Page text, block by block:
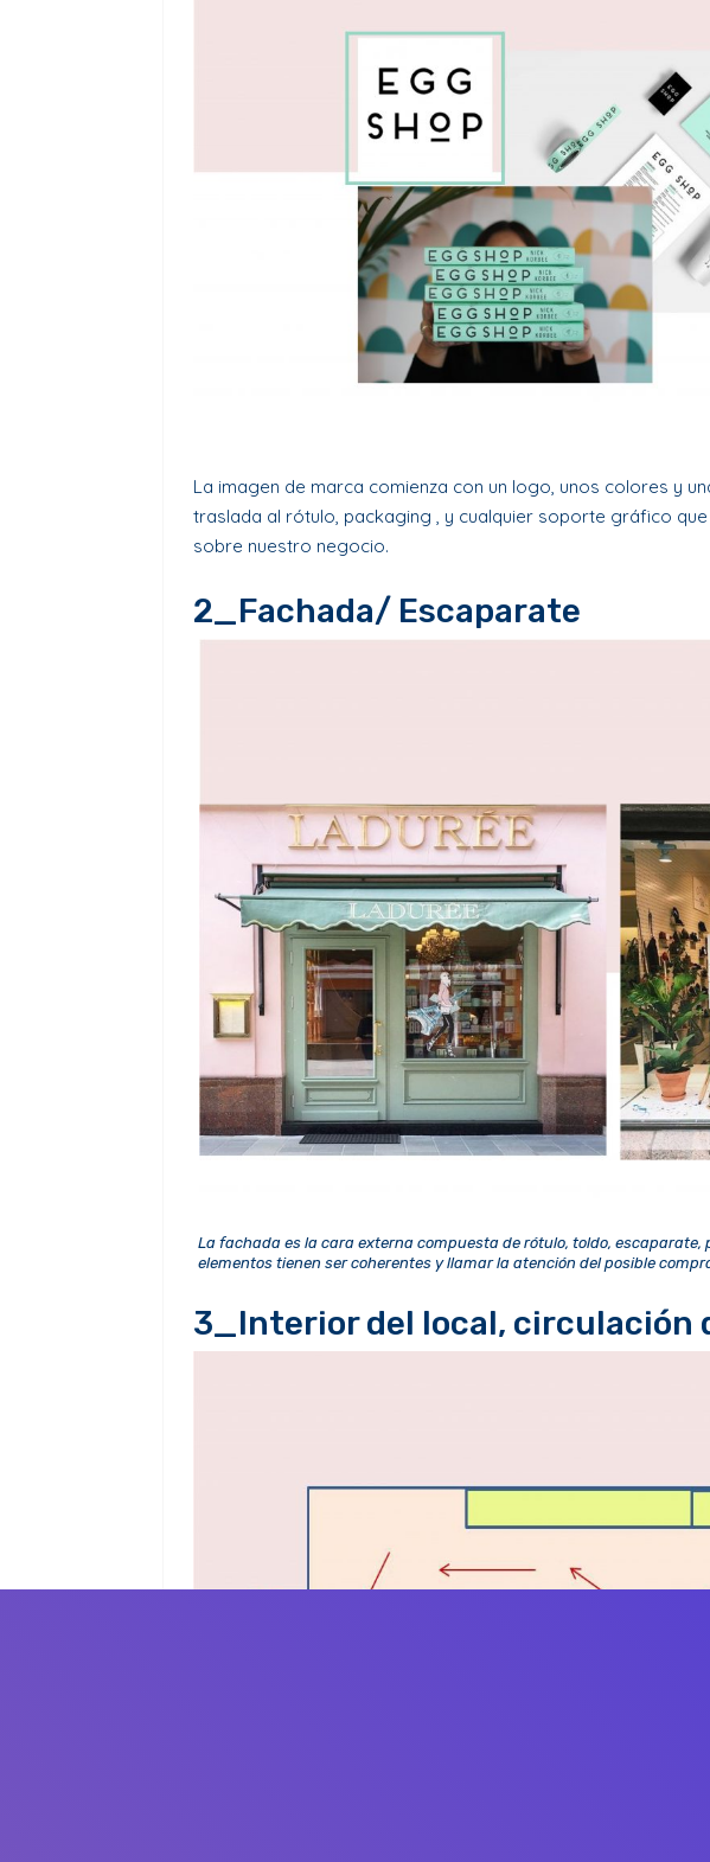
La imagen de marca comienza con un logo, unos colores y
traslada al rótulo, packaging , y cualquier soporte gráfico
sobre nuestro negocio.
2_Fachada/ Escaparate
La fachada es la cara externa compuesta de rótulo, toldo, escaparate,
elementos tienen ser coherentes y llamar la atención del posible
3_Interior del local, circulación